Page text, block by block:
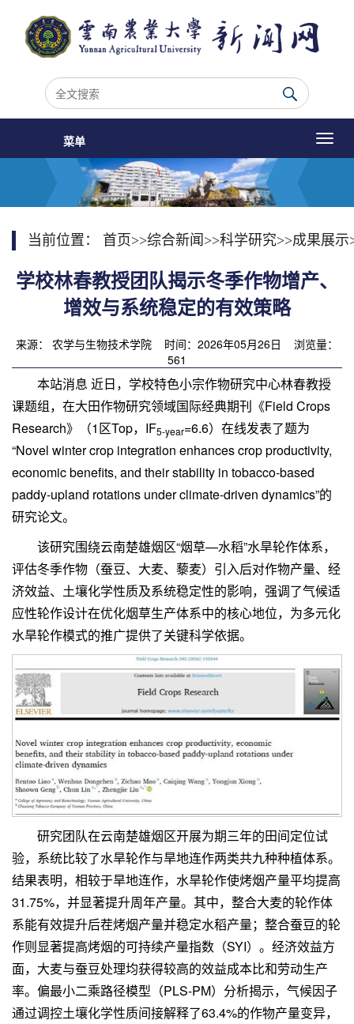
菜单
当前位置： 首页>>综合新闻 >>科学研究>>成果展示
学校林春教授团队揭示冬季作物增产、
增效与系统稳定的有效策略
来源： 农学与生物技术学院 时间：2026年05月26日 浏览量：
561
本站消息 近日，学校特色小宗作物研究中心林春教授
课题组，在大田作物研究领域国际经典期刊《Field Crops
Research》（1区Top，IF5-year=6.6）在线发表了题为
“Novel winter crop integration enhances crop productivity,
economic benefits, and their stability in tobacco-based
paddy-upland rotations under climate-driven dynamics”的
研究论文。
该研究围绕云南楚雄烟区“烟草—水稻”水旱轮作体系，
评估冬季作物（蚕豆、大麦、藜麦）引入后对作物产量、经
济效益、土壤化学性质及系统稳定性的影响，强调了气候适
应性轮作设计在优化烟草生产体系中的核心地位，为多元化
水旱轮作模式的推广提供了关键科学依据。
研究团队在云南楚雄烟区开展为期三年的田间定位试
验，系统比较了水旱轮作与旱地连作两类共九种种植体系。
结果表明，相较于旱地连作，水旱轮作使烤烟产量平均提高
31.75%，并显著提升周年产量。其中，整合大麦的轮作体
系能有效提升后茬烤烟产量并稳定水稻产量；整合蚕豆的轮
作则显著提高烤烟的可持续产量指数（SYI）。经济效益方
面，大麦与蚕豆处理均获得较高的效益成本比和劳动生产
率。偏最小二乘路径模型（PLS-PM）分析揭示，气候因子
通过调控土壤化学性质间接解释了63.4%的作物产量变异，